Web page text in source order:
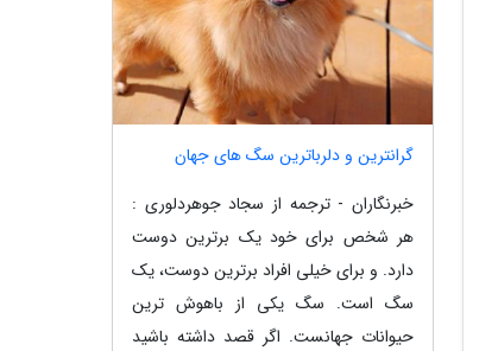
گرانترین و دلرباترین سگ های جهان
خبرنگاران - ترجمه از سجاد جوهردلوری :
هر شخص برای خود یک برترین دوست
دارد. و برای خیلی افراد برترین دوست، یک
سگ است. سگ یکی از باهوش ترین
حیوانات جهانست. اگر قصد داشته باشید